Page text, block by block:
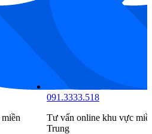
miền
091.3333.518
Tư vấn online khu vực
Trung